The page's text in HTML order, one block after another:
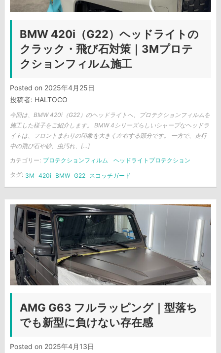
BMW 420i（G22）ヘッドライトの
クラック・飛び石対策｜3Mプロテ
クションフィルム施工
Posted on 2025年4月25日
投稿者: HALTOCO
今回は、BMW 420i（G22）のヘッドライトへ、プロテクションフィルムを
施工した様子をご紹介します。 BMW 4シリーズらしいシャープなヘッドラ
イトは、フロントまわりの印象を大きく左右する部分です。 一方で、走行
中の飛び石や砂、虫汚れ、[…]
カテゴリー: プロテクションフィルム
ヘッドライトプロテクション
タグ: 3M 420i BMW G22 スコッチガード
AMG G63 フルラッピング｜型落ち
でも新型に負けない存在感
Posted on 2025年4月13日